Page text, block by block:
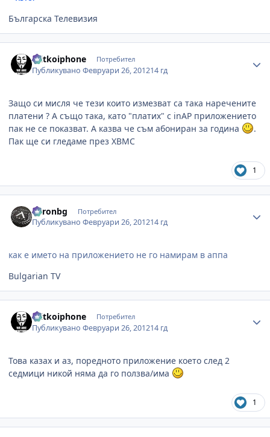
Българска Телевизия
mitkoiphone Потребител
ПубликуваноФевруари 26, 201214 гд
Защо си мисля че тези които измезват са така наречените
платени ? А също така, като "платих" с inAP приложението
пак не се показват. А казва че съм абониран за година
.
Пак ще си гледаме през XBMC
1
baronbg Потребител
ПубликуваноФевруари 26, 201214 гд
как е името на приложението не го намирам в аппа
Bulgarian TV
mitkoiphone Потребител
ПубликуваноФевруари 26, 201214 гд
Това казах и аз, поредното приложение което след 2
седмици никой няма да го ползва/има
1